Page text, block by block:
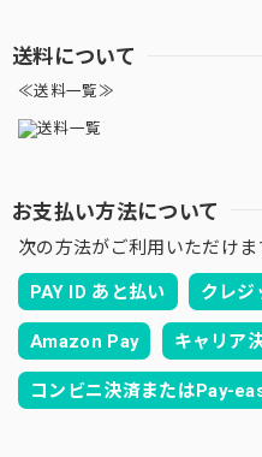
送料について
≪送料一覧≫
お支払い方法について
次の方法がご利用いただけま
PAY ID あと払い クレジ
Amazon Pay キャリア
コンビニ決済またはPay-